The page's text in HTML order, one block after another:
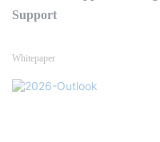
Support
Whitepaper